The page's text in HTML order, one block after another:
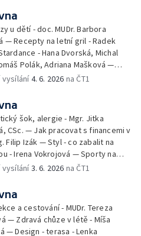
– Jiří Krhut, hudebník — Vaření:
s přáteli – Pavla Pavelková —
ulicích – Petra Hradilová — Muzejní
u dětí - doc. MUDr. Barbora
— Recepty na letní gril - Radek
- Hana Dvorská, Michal
Polák, Adriana Mašková —
Dětský čin roku — Zooterapie -
Eliáš — Sladké recepty na
Sedláčková
vysílání4. 6. 2026 na ČT1
šok, alergie - Mgr. Jitka
CSc. — Jak pracovat s financemi v
Filip Izák — Styl - co zabalit na
- Irena Vokrojová — Sporty na
— Alžběta Jungrová —
Zdeněk Žák, Josef Vrána
vysílání3. 6. 2026 na ČT1
a cestování - MUDr. Tereza
— Zdravá chůze v létě - Míša
— Design - terasa - Lenka